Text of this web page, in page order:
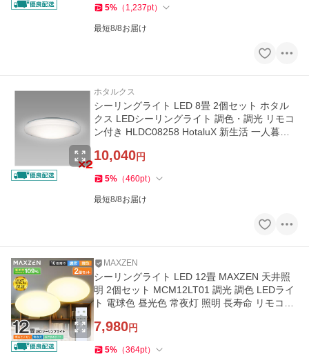
5% （ 1,237pt）
最短8/8お届け
ホタルクス
シーリングライト LED 8畳 2個セット ホタル
クス LEDシーリングライト 調色・調光 リモコ
ン付き HLDC08258 HotaluX 新生活 一人暮ら
10,040円
5% （460pt）
最短8/8お届け
MAXZEN
シーリングライト LED 12畳 MAXZEN 天井照
明 2個セット MCM12LT01 調光 調色 LEDライ
ト 電球色 昼光色 常夜灯 照明 長寿命 リモコン
7,980円
5% （364pt）